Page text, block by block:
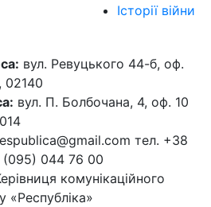
Історії війни
вул. Ревуцького 44-б, оф.
02140
вул. П. Болбочана, 4, оф. 10
тел. +38
044 76 00
комунікаційного
«Республіка»